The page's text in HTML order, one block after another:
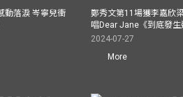
動落淚 岑寧兒衝
鄭秀文第11場獲李嘉欣
唱Dear Jane《到底發
2024-07-27
More